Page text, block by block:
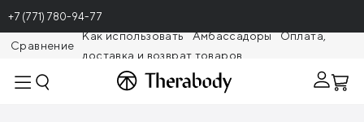
+7 (771) 780-94-77
Сравнение
Как использовать Амбассадоры
Оплата,
доставка и возврат товаров